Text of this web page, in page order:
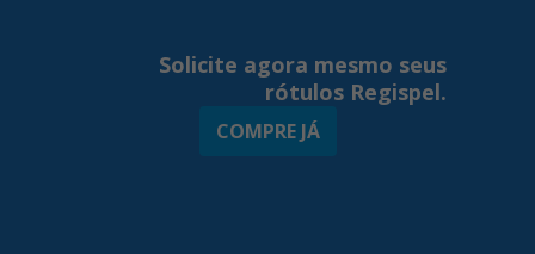
Solicite agora mesmo seus
rótulos Regispel.
COMPRE JÁ